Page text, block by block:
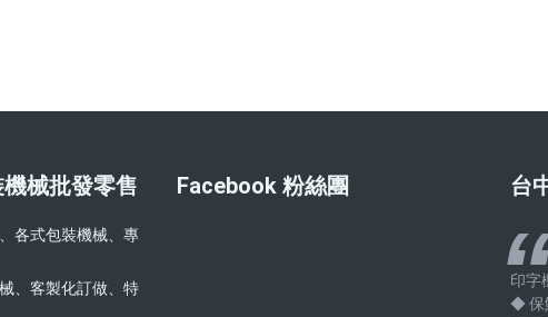
械批發零售
各式包裝機械、專
、客製化訂做、特
Facebook 粉絲團 台
印字
◆ 保